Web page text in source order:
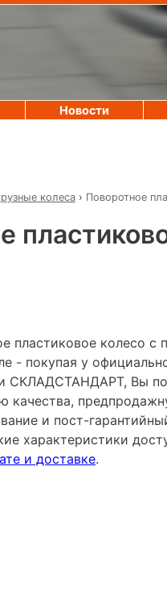
колеса › Поворотное
пластиковое колесо с
- покупая у
СКЛАДСТАНДАРТ, Вы
качества,
и пост-
характеристики
и доставке.
Новости